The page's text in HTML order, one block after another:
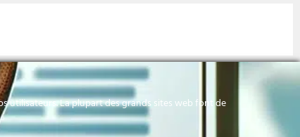
utilisateurs. La plupart des grands sites web font de